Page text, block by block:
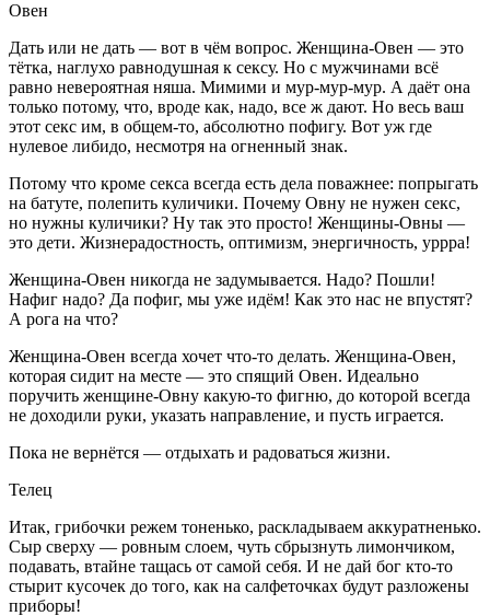
Овен
Дать или не дать — вот в чём вопрос. Женщина-Овен — это
тётка, наглухо равнодушная к сексу. Но с мужчинами всё
равно невероятная няша. Мимими и мур-мур-мур. А даёт она
только потому, что, вроде как, надо, все ж дают. Но весь ваш
этот секс им, в общем-то, абсолютно пофигу. Вот уж где
нулевое либидо, несмотря на огненный знак.
Потому что кроме секса всегда есть дела поважнее: попрыгать
на батуте, полепить куличики. Почему Овну не нужен секс,
но нужны куличики? Ну так это просто! Женщины-Овны —
это дети. Жизнерадостность, оптимизм, энергичность, уррра!
Женщина-Овен никогда не задумывается. Надо? Пошли!
Нафиг надо? Да пофиг, мы уже идём! Как это нас не впустят?
А рога на что?
Женщина-Овен всегда хочет что-то делать. Женщина-Овен,
которая сидит на месте — это спящий Овен. Идеально
поручить женщине-Овну какую-то фигню, до которой всегда
не доходили руки, указать направление, и пусть играется.
Пока не вернётся — отдыхать и радоваться жизни.
Телец
Итак, грибочки режем тоненько, раскладываем аккуратненько.
Сыр сверху — ровным слоем, чуть сбрызнуть лимончиком,
подавать, втайне тащась от самой себя. И не дай бог кто-то
стырит кусочек до того, как на салфеточках будут разложены
приборы!